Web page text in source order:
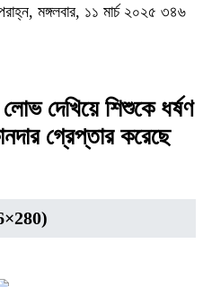
মঙ্গলবার, ১১ মার্চ ২০২৫ ৩৪৬
দেখিয়ে শিশুকে ধর্ষণ
গ্রেপ্তার করেছে